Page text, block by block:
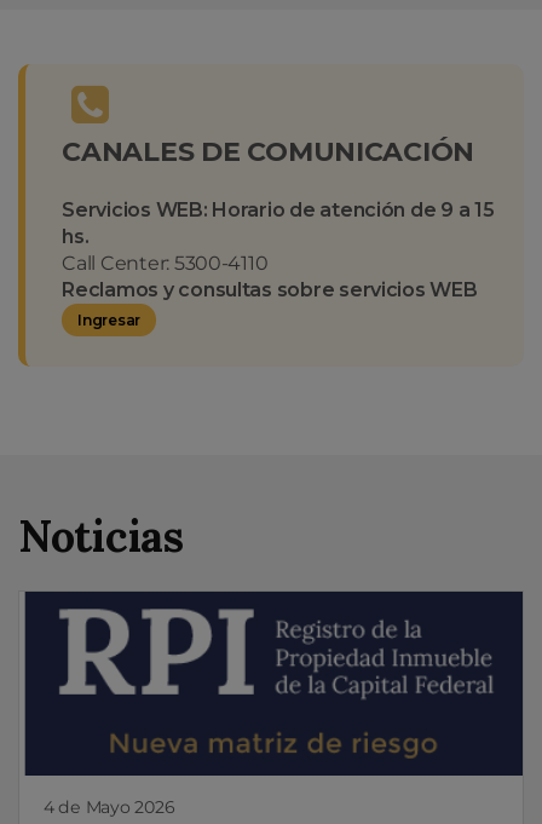
CANALES DE COMUNICACIÓN
Servicios WEB: Horario de atención de 9 a 15
hs.
Call Center: 5300-4110
Reclamos y consultas sobre servicios WEB
Ingresar
Noticias
4 de Mayo 2026